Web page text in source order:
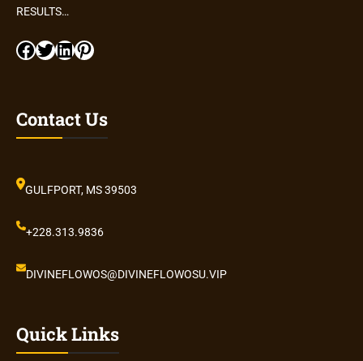
RESULTS…
Facebook Twitter LinkedIn Pinterest
Contact Us
GULFPORT, MS 39503
+228.313.9836
DIVINEFLOWOS@DIVINEFLOWOSU.VIP
Quick Links